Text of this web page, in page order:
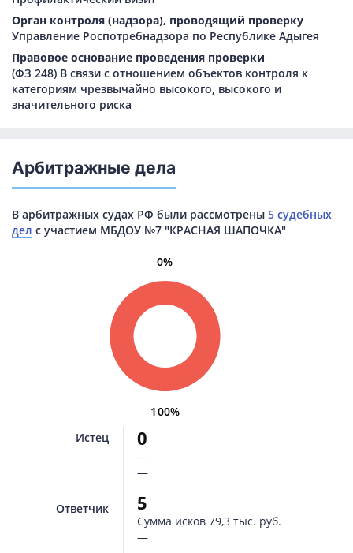
Орган контроля (надзора), проводящий проверку
Управление Роспотребнадзора по Республике Адыгея
Правовое основание проведения проверки
(ФЗ 248) В связи с отношением объектов контроля к
категориям чрезвычайно высокого, высокого и
значительного риска
Арбитражные дела
В арбитражных судах РФ были рассмотрены 5 судебных
дел с участием МБДОУ №7 "КРАСНАЯ ШАПОЧКА"
0%
100%
Истец
Ответчик
0
—
—
5
Сумма исков 79,3 тыс. руб.
—